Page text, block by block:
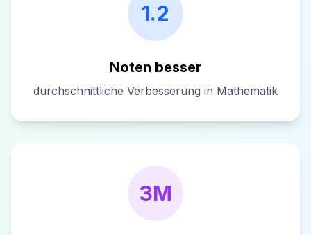
1.2
Noten besser
durchschnittliche Verbesserung in Mathematik
3M